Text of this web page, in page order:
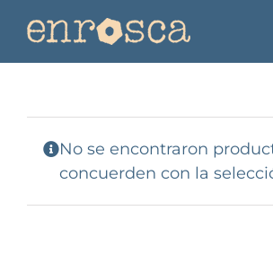
No se encontraron
concuerden con la